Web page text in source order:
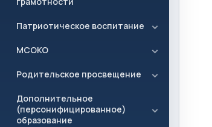
Патриотическое воспитание
МСОКО
Родительское просвещение
Дополнительное
(персонифицированное)
образование